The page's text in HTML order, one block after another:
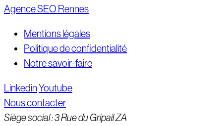
Agence SEO Rennes
Mentions légales
Politique de confidentialité
Notre savoir-faire
LinkedinYoutube
Nous contacter
Siège social : 3 Rue du Gripail ZA